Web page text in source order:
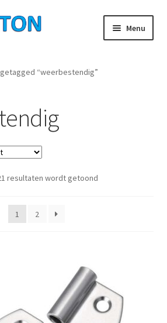
Menu
“weerbestendig”
resultaten wordt getoondGesorteerd
1
2